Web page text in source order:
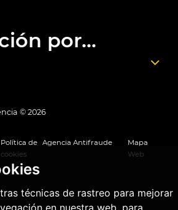
técnicas de rastreo para mejorar
en nuestra web, para
por...
© 2026
Política de
cookies
Agencia Antifraude
Mapa
Web